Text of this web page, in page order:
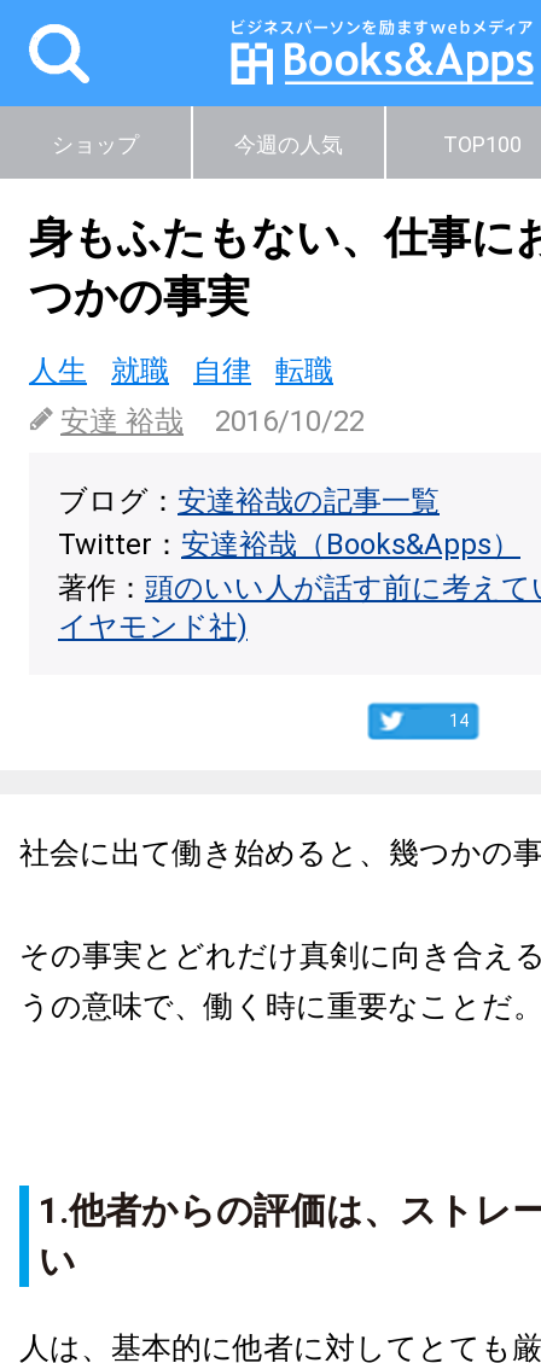
ショップ 今週の人気 TOP100
身もふたもない、仕事に
つかの事実
人生 就職 自律
転職
安達 裕哉
2016/10/22
ブログ： 安達裕哉の記事一覧
Twitter： 安達裕哉（Books&Apps）
著作： 頭のいい人が話す前に考え
イヤモンド社)
14
社会に出て働き始めると、幾つかの
その事実とどれだけ真剣に向き合え
うの意味で、働く時に重要なことだ
1.他者からの評価は、ストレ
い
人は、基本的に他者に対してとても